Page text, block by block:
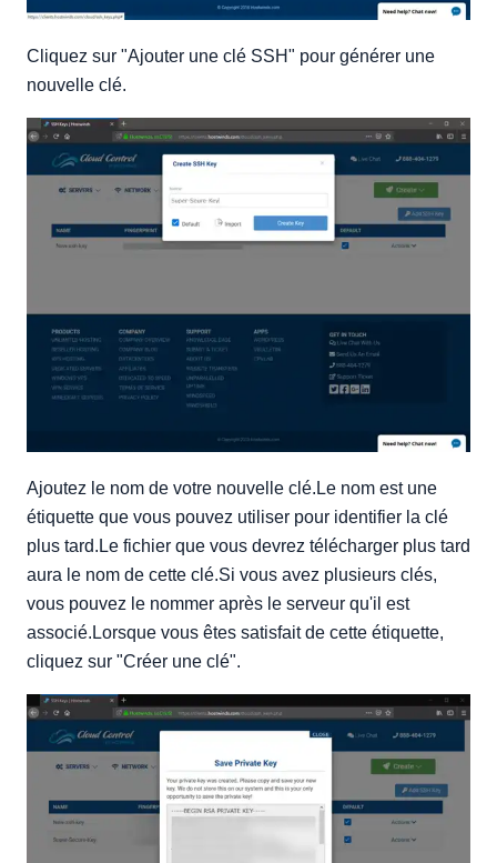
Cliquez sur "Ajouter une clé SSH" pour générer une
nouvelle clé.
Ajoutez le nom de votre nouvelle clé.Le nom est une
étiquette que vous pouvez utiliser pour identifier la clé
plus tard.Le fichier que vous devrez télécharger plus tard
aura le nom de cette clé.Si vous avez plusieurs clés,
vous pouvez le nommer après le serveur qu'il est
associé.Lorsque vous êtes satisfait de cette étiquette,
cliquez sur "Créer une clé".